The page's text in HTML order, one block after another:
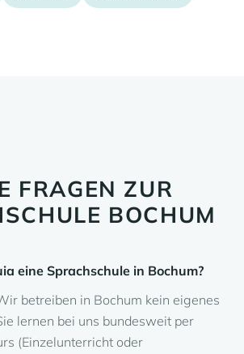
FRAGEN ZUR
BOCHUM
eine Sprachschule in Bochum?
betreiben in Bochum kein eigenes
lernen bei uns bundesweit per
(Einzelunterricht oder